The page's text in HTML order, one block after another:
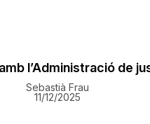
l’Administració de
Sebastià Frau
11/12/2025